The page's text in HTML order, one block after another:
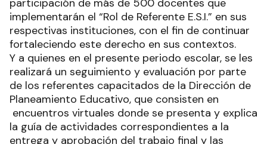
participación de más de 500 docentes que
implementarán el “Rol de Referente E.S.I.” en sus
respectivas instituciones, con el fin de continuar
fortaleciendo este derecho en sus contextos.
Y a quienes en el presente periodo escolar, se les
realizará un seguimiento y evaluación por parte
de los referentes capacitados de la Dirección de
Planeamiento Educativo, que consisten en
encuentros virtuales donde se presenta y explica
la guía de actividades correspondientes a la
entrega y aprobación del trabajo final y las